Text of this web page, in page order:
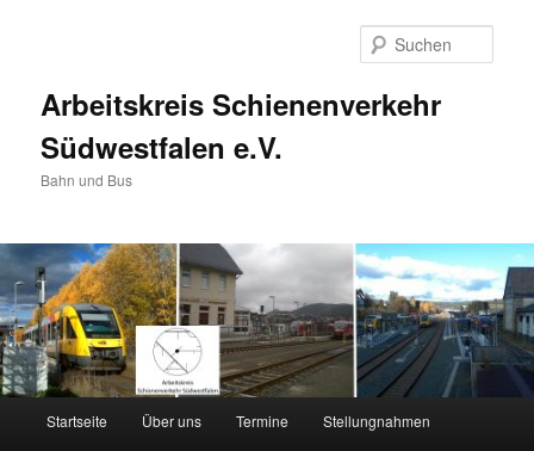
Arbeitskreis Schienenverkehr
Südwestfalen e.V.
Bahn und Bus
Startseite Über uns Termine Stellungnahmen